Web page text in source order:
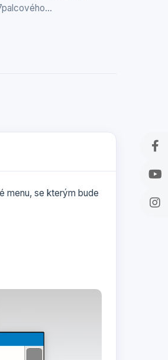
menu, se kterým bude